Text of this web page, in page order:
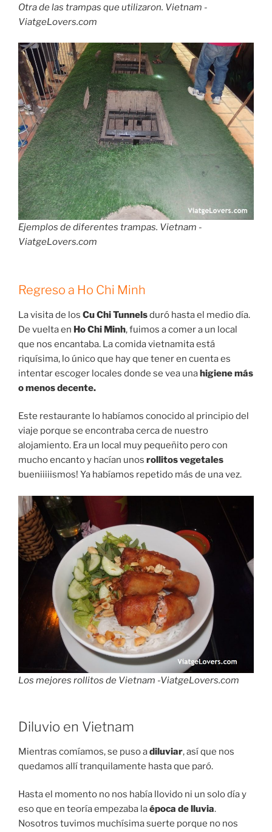
Otra de las trampas que utilizaron. Vietnam -
ViatgeLovers.com
Ejemplos de diferentes trampas. Vietnam -
ViatgeLovers.com
Regreso a Ho Chi Minh
La visita de los Cu Chi Tunnelsduró hasta el medio día.
De vuelta en Ho Chi Minh, fuimos a comer a un local
que nos encantaba. La comida vietnamita está
riquísima, lo único que hay que tener en cuenta es
intentar escoger locales donde se vea unahigiene más
o menos decente.
Este restaurante lo habíamos conocido al principio del
viaje porque se encontraba cerca de nuestro
alojamiento. Era un local muy pequeñito pero con
mucho encanto y hacían unos rollitos vegetales
bueniiiiismos! Ya habíamos repetido más de una vez.
Los mejores rollitos de Vietnam -ViatgeLovers.com
Diluvio en Vietnam
Mientras comíamos, se puso adiluviar, así que nos
quedamos allí tranquilamente hasta que paró.
Hasta el momento no nos había llovido ni un solo día y
eso que en teoría empezaba laépoca de lluvia.
Nosotros tuvimos muchísima suerte porque no nos